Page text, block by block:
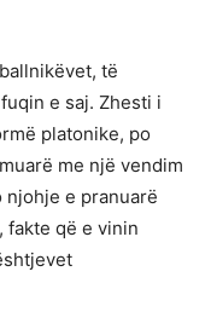
të
e saj. Zhesti i
platonike, po
me një vendim
e pranuarë
fakte që e vinin